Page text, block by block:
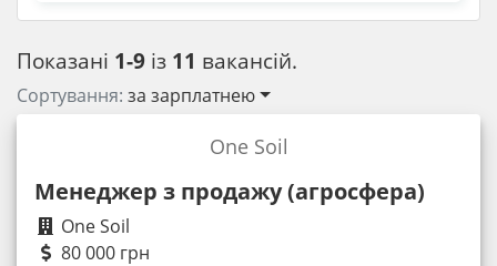
Показані 1-9 із 11 вакансій.
Сортування: за зарплатнею
Менеджер з продажу (агросфера)
One Soil
80 000 грн
One Soil